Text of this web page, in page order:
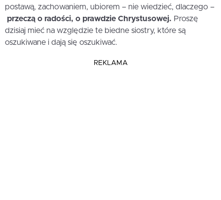
postawą, zachowaniem, ubiorem – nie wiedzieć, dlaczego –
przeczą o radości, o prawdzie Chrystusowej. Proszę
dzisiaj mieć na względzie te biedne siostry, które są
oszukiwane i dają się oszukiwać.
REKLAMA